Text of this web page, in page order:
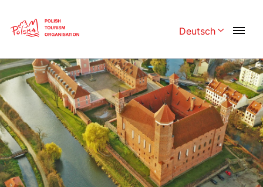
Deutsch
Polski English
中国
Dansk Deutsch
Español Français
Italiano Magyar